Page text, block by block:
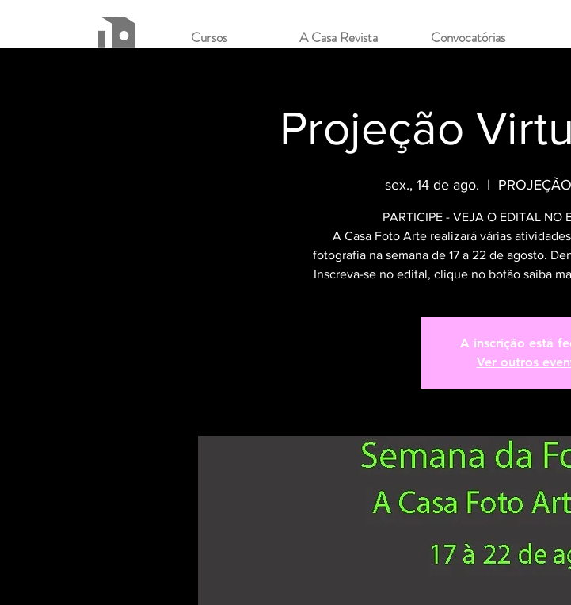
Cursos A Casa Revista Convocatórias
Projeção
sex., 14 de ago.
  |
PARTICIPE - VEJA O EDITAL NO
A Casa Foto Arte realizará várias
fotografia na semana de 17 a 22 de agosto.
Inscreva-se no edital, clique no botão saiba
A inscrição está
Ver outros